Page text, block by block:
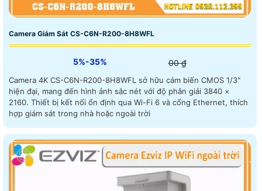
Camera Giám Sát CS-C6N-R200-8H8WFL
5%-35% 00 ₫
Camera 4K CS-C6N-R200-8H8WFL sở hữu cảm biến CMOS 1/3"
hiện đại, mang đến hình ảnh sắc nét với độ phân giải 3840 ×
2160. Thiết bị kết nối ổn định qua Wi-Fi 6 và cổng Ethernet, thích
hợp giám sát trong nhà hoặc ngoài trời